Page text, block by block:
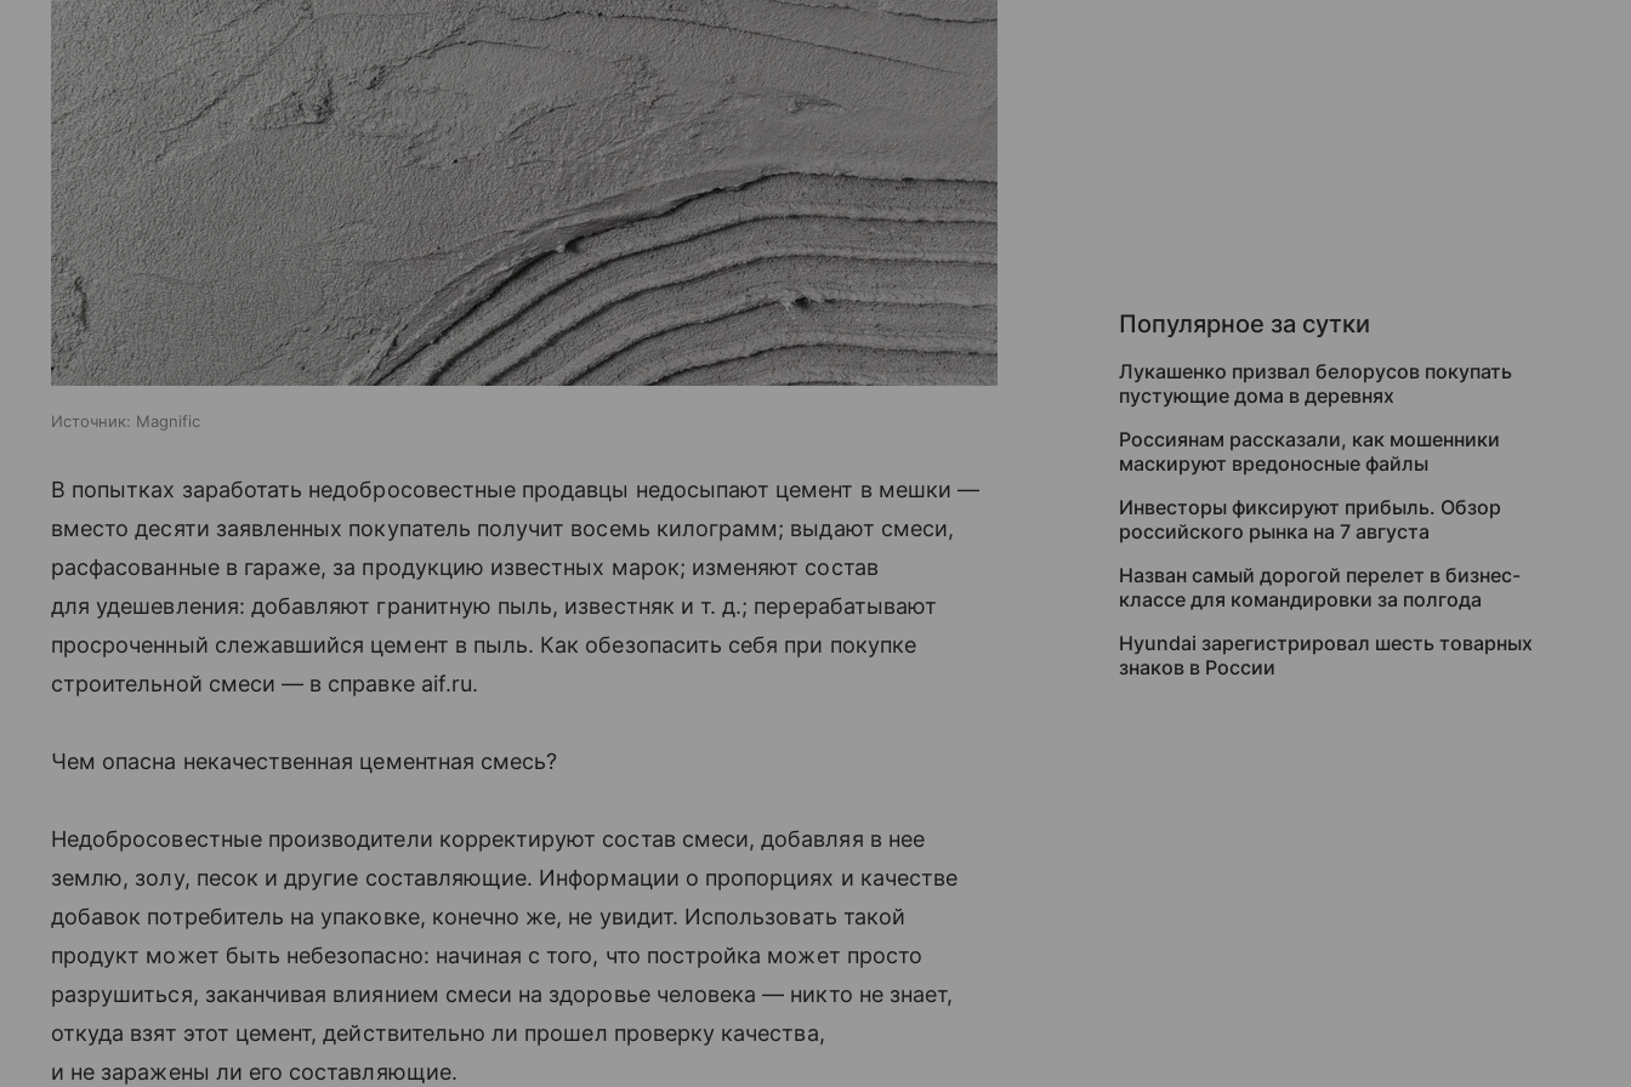
Источник: Magnific
В попытках заработать недобросовестные продавцы недосыпают цемент в мешки —
вместо десяти заявленных покупатель получит восемь килограмм; выдают смеси,
расфасованные в гараже, за продукцию известных марок; изменяют состав
для удешевления: добавляют гранитную пыль, известняк и т. д.; перерабатывают
просроченный слежавшийся цемент в пыль. Как обезопасить себя при покупке
строительной смеси — в справке aif.ru.
Чем опасна некачественная цементная смесь?
Недобросовестные производители корректируют состав смеси, добавляя в нее
землю, золу, песок и другие составляющие. Информации о пропорциях и качестве
добавок потребитель на упаковке, конечно же, не увидит. Использовать такой
продукт может быть небезопасно: начиная с того, что постройка может просто
разрушиться, заканчивая влиянием смеси на здоровье человека — никто не знает,
откуда взят этот цемент, действительно ли прошел проверку качества,
и не заражены ли его составляющие.
Популярное за сутки
Лукашенко призвал белорусов покупать
пустующие дома в деревнях
Россиянам рассказали, как мошенники
маскируют вредоносные файлы
Инвесторы фиксируют прибыль. Обзор
российского рынка на 7 августа
Назван самый дорогой перелет в бизнес-
классе для командировки за полгода
Hyundai зарегистрировал шесть товарных
знаков в России